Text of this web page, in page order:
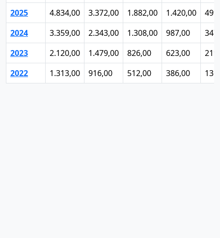
2025
4.834,00 3.372,00 1.882,00 1.420,00
2024
3.359,00 2.343,00 1.308,00 987,00
2023
2.120,00 1.479,00 826,00 623,00
2022
1.313,00 916,00 512,00 386,00